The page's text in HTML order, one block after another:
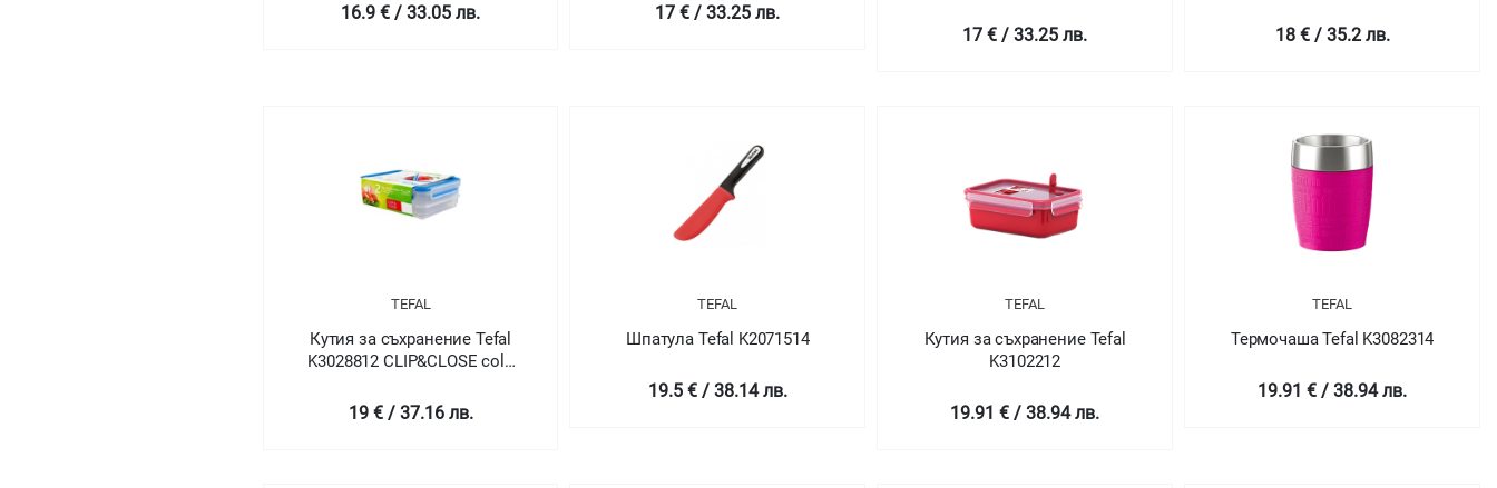
16.9 € / 33.05 лв. 17 € / 33.25 лв.
17 € / 33.25 лв. 18 € / 35.2 лв.
TEFAL
Кутия за съхранение Tefal
K3028812 CLIP&CLOSE cold
19 € / 37.16 лв.
TEFAL
Шпатула Tefal K2071514
19.5 € / 38.14 лв.
TEFAL
Кутия за съхранение Tefal
K3102212
19.91 € / 38.94 лв.
TEFAL
Термочаша Tefal K3082314
19.91 € / 38.94 лв.